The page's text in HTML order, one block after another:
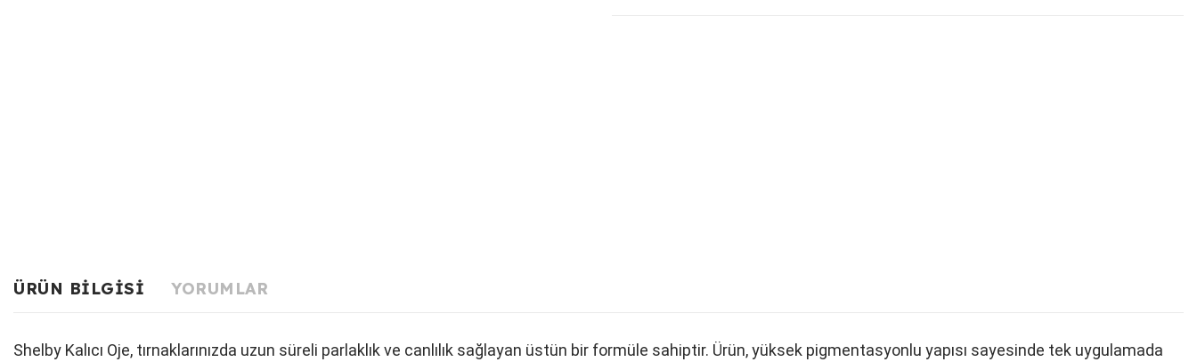
ÜRÜN BILGISI YORUMLAR
Shelby Kalıcı Oje, tırnaklarınızda uzun süreli parlaklık ve canlılık sağlayan üstün bir formüle sahiptir. Ürün, yüksek pigmentasyonlu yapısı sayesinde tek uygulamada